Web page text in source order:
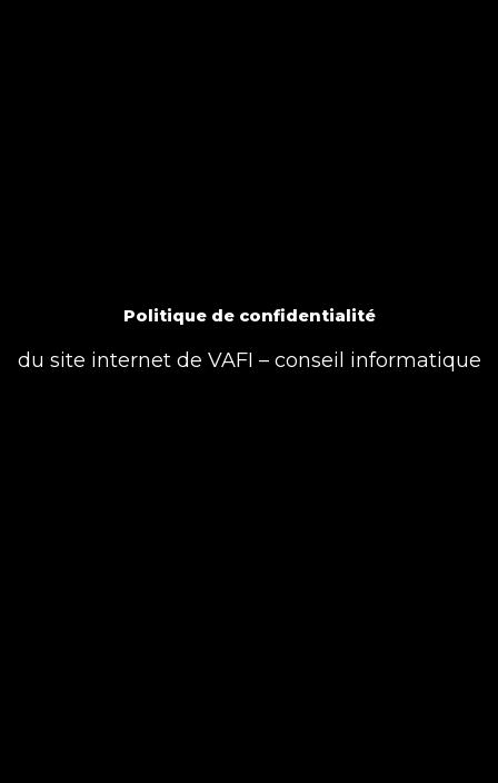
Politique de confidentialité
du site internet de VAFI – conseil informatique